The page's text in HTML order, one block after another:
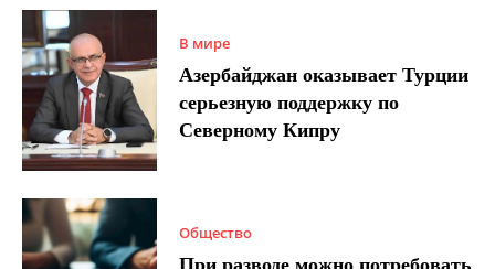
В мире
Азербайджан оказывает Турции
серьезную поддержку по
Северному Кипру
Общество
При разводе можно потребовать